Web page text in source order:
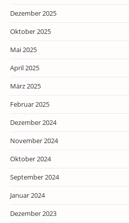
Dezember 2025
Oktober 2025
Mai 2025
April 2025
März 2025
Februar 2025
Dezember 2024
November 2024
Oktober 2024
September 2024
Januar 2024
Dezember 2023